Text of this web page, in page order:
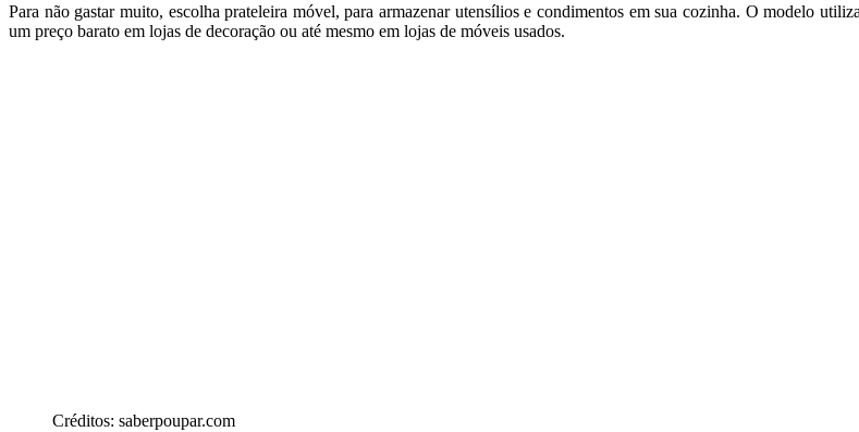
Para não gastar muito, escolha prateleira móvel, para armazenar utensílios e condimentos em sua cozinha. O modelo
um preço barato em lojas de decoração ou até mesmo em lojas de móveis usados.
Créditos: saberpoupar.com